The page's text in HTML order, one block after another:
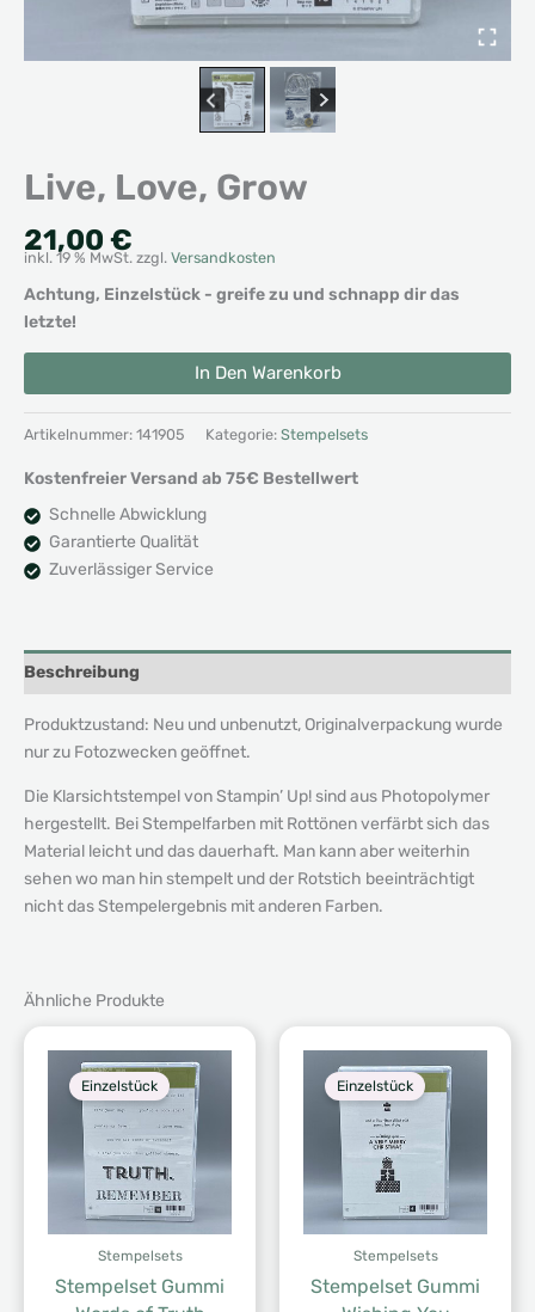
Live, Love, Grow
21,00 €
inkl. 19 % MwSt. zzgl. Versandkosten
Achtung, Einzelstück - greife zu und schnapp dir das
letzte!
Live,
Menge
In Den Warenkorb
Alternative:
Artikelnummer: 141905 Kategorie: Stempelsets
Kostenfreier Versand ab 75€ Bestellwert
Schnelle Abwicklung
Garantierte Qualität
Zuverlässiger Service
Beschreibung
Produktzustand: Neu und unbenutzt, Originalverpackung wurde
nur zu Fotozwecken geöffnet.
Die Klarsichtstempel von Stampin’ Up! sind aus Photopolymer
hergestellt. Bei Stempelfarben mit Rottönen verfärbt sich das
Material leicht und das dauerhaft. Man kann aber weiterhin
sehen wo man hin stempelt und der Rotstich beeinträchtigt
nicht das Stempelergebnis mit anderen Farben.
Ähnliche Produkte
Einzelstück
Stempelsets
Stempelset Gummi
Einzelstück
Stempelsets
Stempelset Gummi